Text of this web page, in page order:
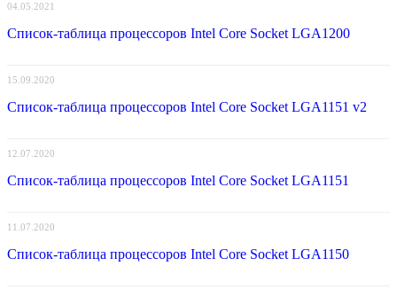
04.05.2021
Список-таблица процессоров Intel Core Socket LGA1200
15.09.2020
Список-таблица процессоров Intel Core Socket LGA1151 v2
12.07.2020
Список-таблица процессоров Intel Core Socket LGA1151
11.07.2020
Список-таблица процессоров Intel Core Socket LGA1150